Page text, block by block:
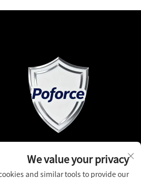
We value your privacy
and similar tools to provide our